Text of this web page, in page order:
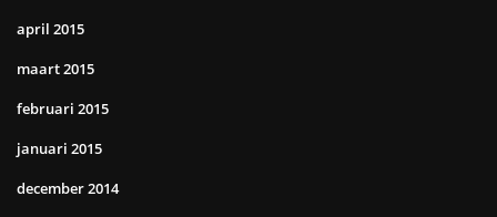
april 2015
maart 2015
februari 2015
januari 2015
december 2014